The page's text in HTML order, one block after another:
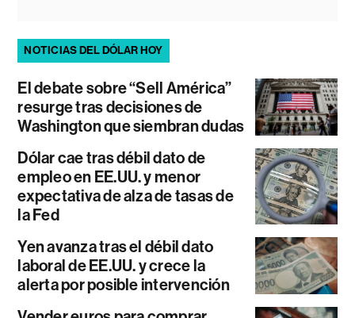
NOTICIAS DEL DÓLAR HOY
El debate sobre “Sell América”
resurge tras decisiones de
Washington que siembran dudas
Dólar cae tras débil dato de
empleo en EE.UU. y menor
expectativa de alza de tasas de
la Fed
Yen avanza tras el débil dato
laboral de EE.UU. y crece la
alerta por posible intervención